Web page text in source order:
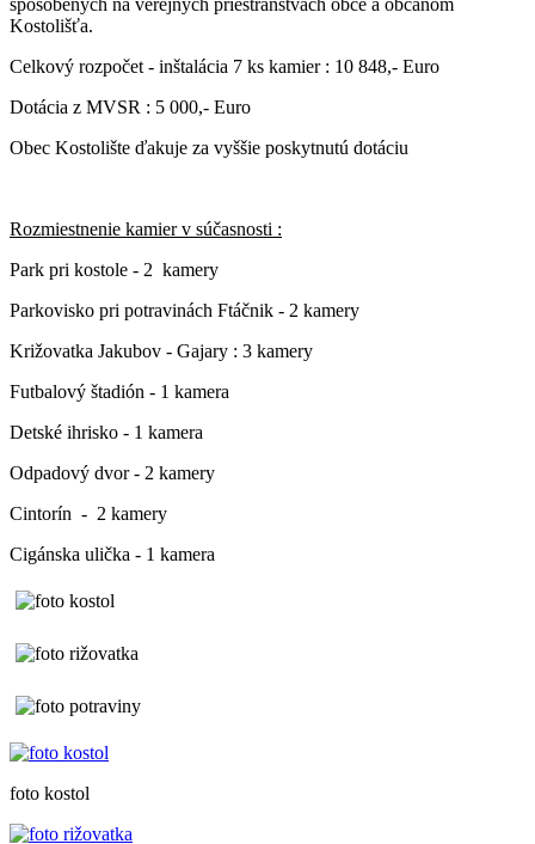
Kostolišťa.
Celkový rozpočet - inštalácia 7 ks kamier : 10 848,- Euro
Dotácia z MVSR : 5 000,- Euro
Obec Kostolište ďakuje za vyššie poskytnutú dotáciu
Rozmiestnenie kamier v súčasnosti :
Park pri kostole - 2 kamery
Parkovisko pri potravinách Ftáčnik - 2 kamery
Križovatka Jakubov - Gajary : 3 kamery
Futbalový štadión - 1 kamera
Detské ihrisko - 1 kamera
Odpadový dvor - 2 kamery
Cintorín - 2 kamery
Cigánska ulička - 1 kamera
foto kostol